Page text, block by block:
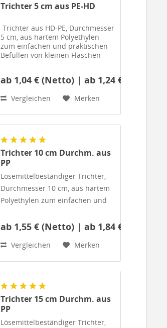
Trichter 5 cm aus PE-HD
Trichter aus HD-PE, Durchmesser
5 cm, aus hartem Polyethylen
zum einfachen und praktischen
Befüllen von kleinen Flaschen
ab 1,04 € (Netto) | ab 1,24 € (Brutto)
Vergleichen Merken
Trichter 10 cm Durchm. aus
PP
Lösemittelbeständiger Trichter,
Durchmesser 10 cm, aus hartem
Polyethylen zum einfachen und
Vorratsbehältern, Leimflaschen
Durchmesser 100 mm, Auslauf-
Durchmesser: 12 mm
ab 1,55 € (Netto) | ab 1,84 € (Brutto)
Vergleichen Merken
Trichter 15 cm Durchm. aus
PP
Lösemittelbeständiger Trichter,